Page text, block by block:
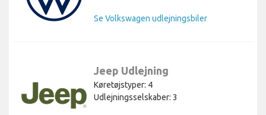
Se Volkswagen udlejningsbiler
Jeep Udlejning
Køretøjstyper: 4
Udlejningsselskaber: 3